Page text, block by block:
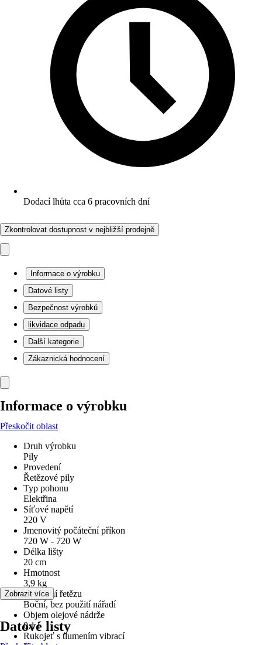
Dodací lhůta cca 6 pracovních dní
Zkontrolovat dostupnost v nejbližší prodejně
Informace o výrobku
Datové listy
Bezpečnost výrobků
likvidace odpadu
Další kategorie
Zákaznická hodnocení
Informace o výrobku
Přeskočit oblast
Druh výrobku
Pily
Provedení
Řetězové pily
Typ pohonu
Elektřina
Síťové napětí
220 V
Jmenovitý počáteční příkon
720 W - 720 W
Délka lišty
20 cm
Hmotnost
3,9 kg
Napínání řetězu
Boční, bez použití nářadí
Objem olejové nádrže
0,1 l
Rukojeť s tlumením vibrací
Zobrazit více
Datové listy